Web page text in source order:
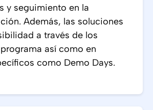
y seguimiento en la
Además, las soluciones
a través de los
así como en
como Demo Days.